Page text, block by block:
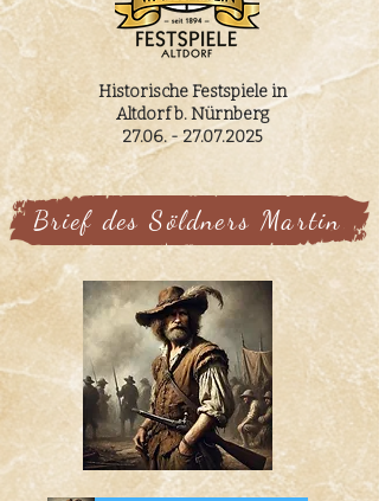
Historische Festspiele in
Altdorf b. Nürnberg
27.06. - 27.07.2025
Brief des Söldners Martin